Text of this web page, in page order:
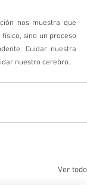
nos muestra que
sino un proceso
Cuidar nuestra
nuestro cerebro.
Ver todo